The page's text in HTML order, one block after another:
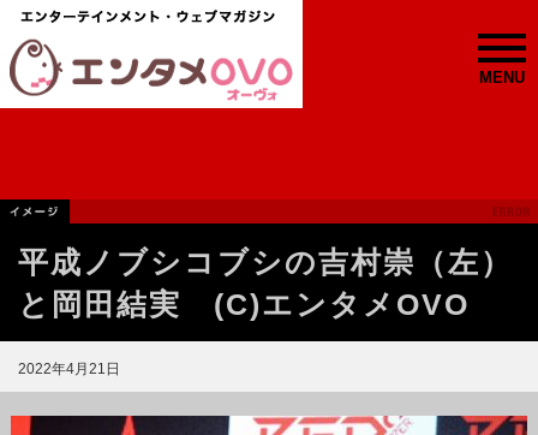
MENU
平成ノブシコブシの吉村崇（左）
と岡田結実 (C)エンタメOVO
2022年4月21日